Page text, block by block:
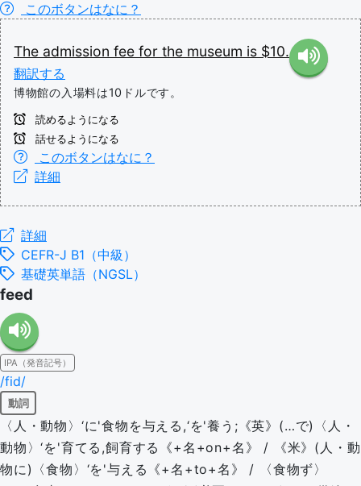
このボタンはなに？
The admission fee for the museum is $10.
翻訳する
博物館の入場料は10ドルです。
読めるようになる
話せるようになる
このボタンはなに？
詳細
詳細
CEFR-J B1（中級）
基礎英単語（NGSL）
feed
IPA（発音記号）
/fid/
動詞
〈人・動物〉‘に'食物を与える,‘を'養う;《英》(…で)〈人・
動物〉‘を'育てる,飼育する《+名+on+名》 / 《米》(人・動
物に)〈食物〉‘を'与える《+名+to+名》 / 〈食物ず〉